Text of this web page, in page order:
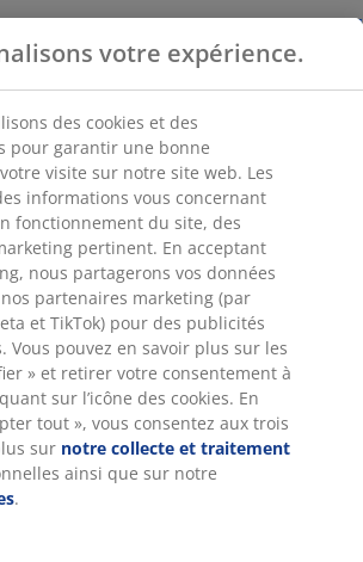
votre expérience.
des cookies et des
pour garantir une bonne
visite sur notre site web. Les
informations vous concernant
fonctionnement du site, des
pertinent. En acceptant
nous partagerons vos données
partenaires marketing (par
et TikTok) pour des publicités
Vous pouvez en savoir plus sur les
» et retirer votre consentement à
sur l’icône des cookies. En
tout », vous consentez aux trois
sur notre collecte et traitement
ainsi que sur notre
.